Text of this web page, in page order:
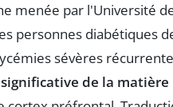
menée par l'Université
personnes diabétiques
sévères
de la matière